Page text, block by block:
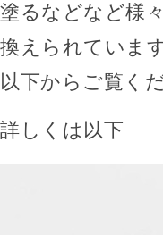
塗るなどなど様
換えられていま
以下からご覧く
詳しくは以下